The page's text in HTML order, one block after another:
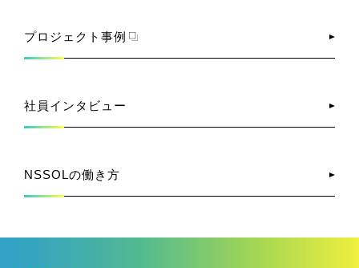
プロジェクト事例
社員インタビュー
NSSOLの働き方